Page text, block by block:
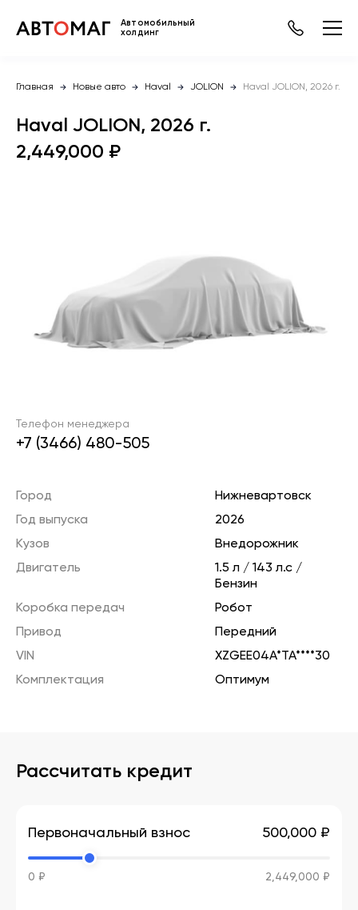
Автомобильный
холдинг
Главная Новые авто Haval JOLION Haval JOLION, 2026 г.
Haval JOLION, 2026 г.
2,449,000 ₽
Телефон менеджера
+7 (3466) 480-505
Город
Нижневартовск
Год выпуска
2026
Кузов
Внедорожник
Двигатель
1.5 л / 143 л.с /
Бензин
Коробка передач
Робот
Привод
Передний
VIN
XZGEE04A*TA****30
Комплектация
Оптимум
Рассчитать кредит
Первоначальный взнос 500,000 ₽
0 ₽ 2,449,000 ₽